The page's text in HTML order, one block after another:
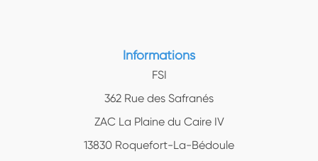
Informations
FSI
362 Rue des Safranés
ZAC La Plaine du Caire IV
13830 Roquefort-La-Bédoule